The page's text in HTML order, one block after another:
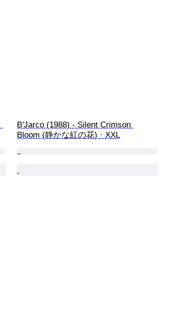
B'Jarco (1988) - Silent Crimson
Bloom (静かな紅の花) · XXL